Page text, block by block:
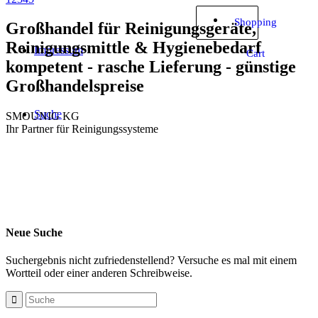
Shopping
Cart
Impressum
Suche
Großhandel für Reinigungsgeräte,
Reinigungsmittle & Hygienebedarf
kompetent - rasche Lieferung - günstige
Großhandelspreise
SMOUNIG KG
Ihr Partner für Reinigungssysteme
Neue Suche
Suchergebnis nicht zufriedenstellend? Versuche es mal mit einem
Wortteil oder einer anderen Schreibweise.